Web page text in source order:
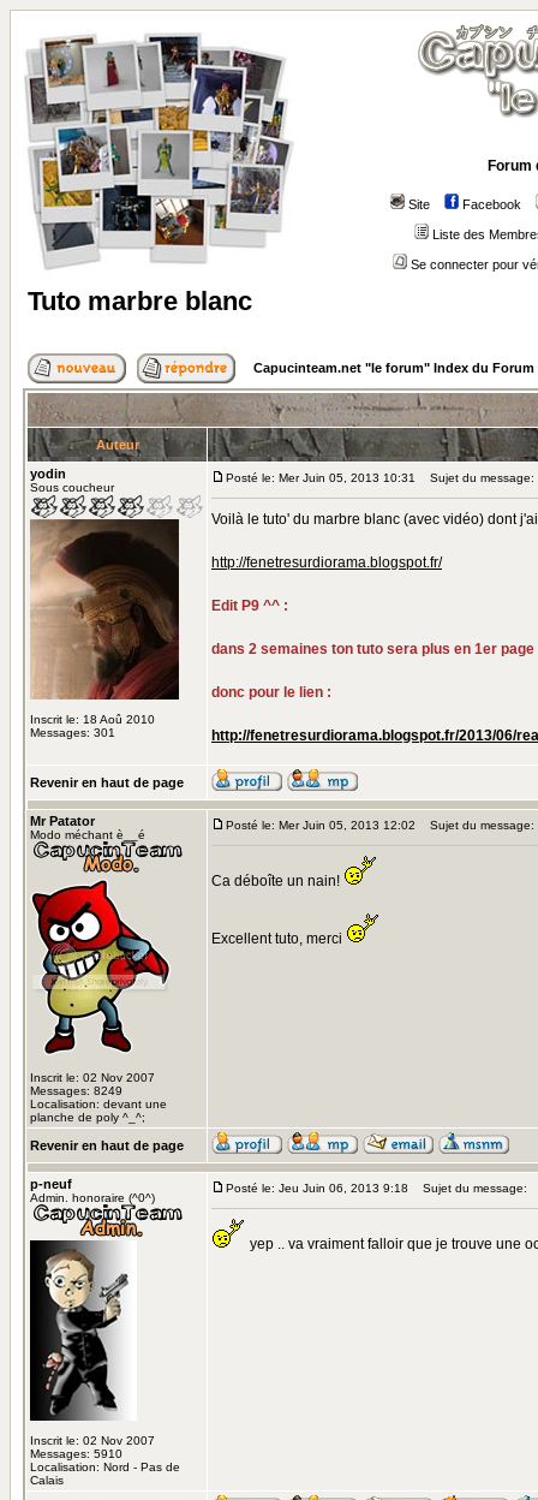
Forum
Site Facebook
Liste des
Se connecter pour
Tuto marbre blanc
Capucinteam.net "le forum" Index du Forum
Auteur
yodin
Sous coucheur
Inscrit le: 18 Aoû 2010
Messages: 301
Posté le: Mer Juin 05, 2013 10:31 Sujet du message:
Voilà le tuto' du marbre blanc (avec vidéo) dont
http://fenetresurdiorama.blogspot.fr/
Edit P9 ^^ :
dans 2 semaines ton tuto sera plus en 1er
donc pour le lien :
http://fenetresurdiorama.blogspot.fr/2013/06/
Revenir en haut de page
Mr Patator
Modo méchant è__é
Inscrit le: 02 Nov 2007
Messages: 8249
Localisation: devant une
planche de poly ^_^;
Posté le: Mer Juin 05, 2013 12:02 Sujet du message:
Ca déboîte un nain!
Excellent tuto, merci
Revenir en haut de page
p-neuf
Admin. honoraire (^0^)
Inscrit le: 02 Nov 2007
Messages: 5910
Localisation: Nord - Pas de
Calais
Posté le: Jeu Juin 06, 2013 9:18 Sujet du message:
yep .. va vraiment falloir que je trouve une